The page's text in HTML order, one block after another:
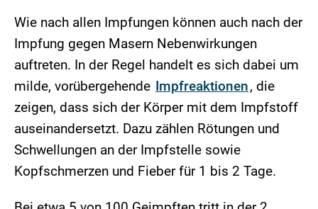
Wie nach allen Impfungen können auch nach der
Impfung gegen Masern Nebenwirkungen
auftreten. In der Regel handelt es sich dabei um
milde, vorübergehende Impfreaktionen, die
zeigen, dass sich der Körper mit dem Impfstoff
auseinandersetzt. Dazu zählen Rötungen und
Schwellungen an der Impfstelle sowie
Kopfschmerzen und Fieber für 1 bis 2 Tage.